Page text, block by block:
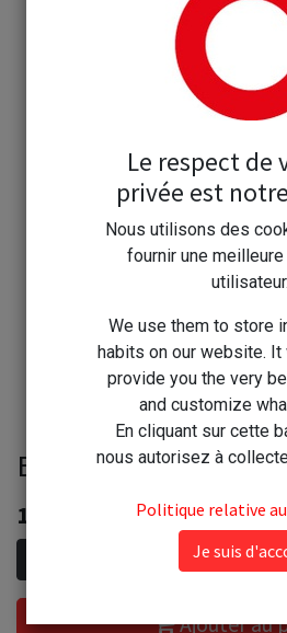
Estalin clair 250ml
18,90
Ajouter au
Le respect de
privée est
Nous utilisons des
fournir une
utilisateur.
We use them to store
habits on our website.
provide you the very
and customize
En cliquant sur cette
nous autorisez à
Politique relative
Je suis